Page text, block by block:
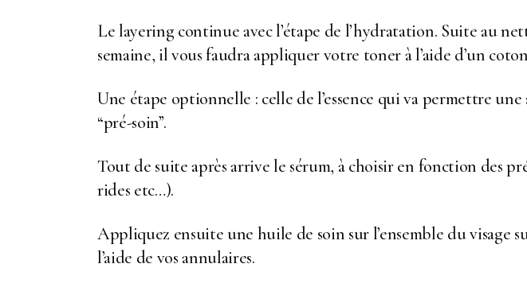
Le layering continue avec l’étape de l’hydratation. Suite au
semaine, il vous faudra appliquer votre toner à l’aide d’un
Une étape optionnelle : celle de l’essence qui va permettre
“pré-soin”.
Tout de suite après arrive le sérum, à choisir en fonction des
rides etc…).
Appliquez ensuite une huile de soin sur l’ensemble du visage
l’aide de vos annulaires.